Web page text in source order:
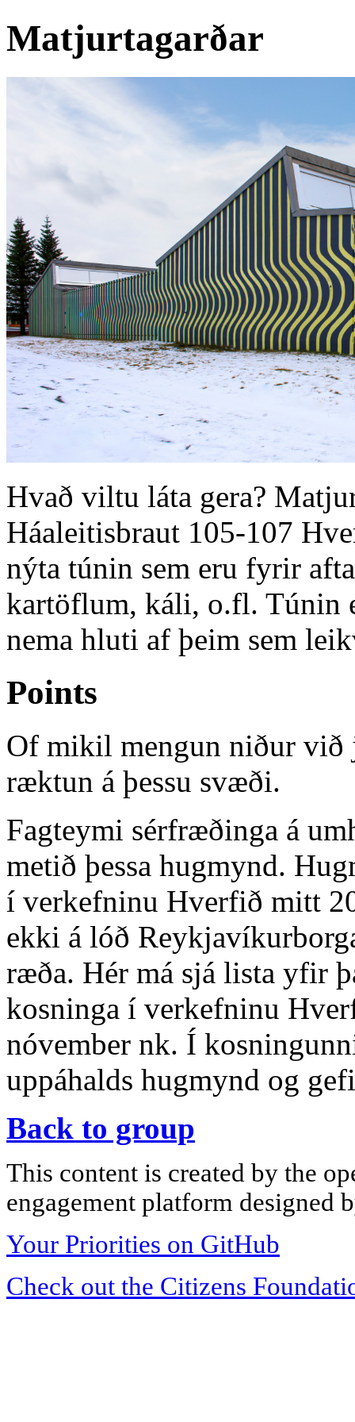
Matjurtagarðar
Hvað viltu láta gera?
Háaleitisbraut 105-107
nýta túnin sem eru fyrir
kartöflum, káli, o.fl. Túnin
nema hluti af þeim sem
Points
Of mikil mengun niður við
ræktun á þessu svæði.
Fagteymi sérfræðinga á
metið þessa hugmynd.
í verkefninu Hverfið mitt
ekki á lóð
ræða. Hér má sjá lista yfir
kosninga í verkefninu
nóvember nk. Í
uppáhalds hugmynd og
Back to group
This content is created by the
engagement platform designed
Your Priorities on GitHub
Check out the Citizens